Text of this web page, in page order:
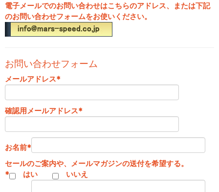
電子メールでのお問い合わせはこちらのアドレス、または下記
のお問い合わせフォームをお使いください。
お問い合わせフォーム
メールアドレス*
確認用メールアドレス*
お名前*
セールのご案内や、メールマガジンの送付を希望する。
*
はい いいえ